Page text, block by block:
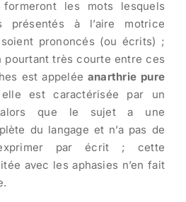
les mots lesquels
présentés à l’aire motrice
prononcés (ou écrits) ;
pourtant très courte entre ces
est appelée anarthrie pure
est caractérisée par un
alors que le sujet a une
du langage et n’a pas de
par écrit ; cette
avec les aphasies n’en fait